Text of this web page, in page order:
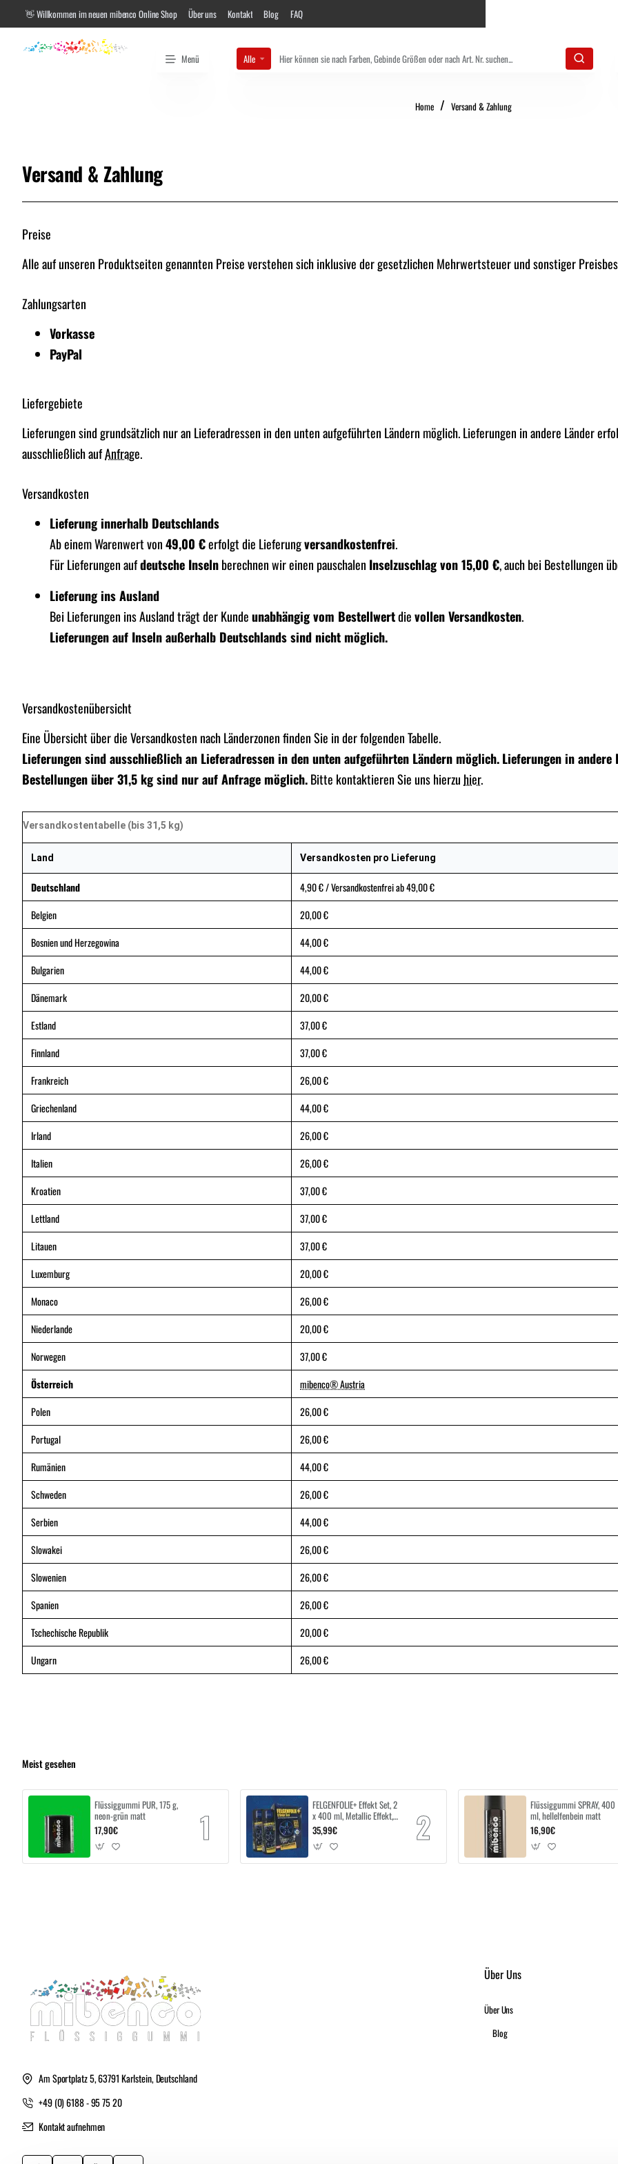
👋 Willkommen im neuen mibenco Online Shop Über uns Kontakt Blog FAQ
Menü Alle
Hier
können
Home home Versand & Zahlung
Versand & Zahlung
Preise
Alle auf unseren Produktseiten genannten Preise verstehen sich inklusive der gesetzlichen Mehrwertsteuer und sonstiger
Zahlungsarten
Vorkasse
PayPal
Liefergebiete
Lieferungen sind grundsätzlich nur an Lieferadressen in den unten aufgeführten Ländern möglich. Lieferungen in andere Länder
ausschließlich aufAnfrage.
Versandkosten
Lieferung innerhalb Deutschlands
Ab einem Warenwert von49,00 €erfolgt die Lieferungversandkostenfrei.
Für Lieferungen aufdeutsche Inselnberechnen wir einen pauschalen Inselzuschlag von 15,00 €, auch bei Bestellungen
Lieferung ins Ausland
Bei Lieferungen ins Ausland trägt der Kundeunabhängig vom Bestellwertdievollen Versandkosten.
Lieferungen auf Inseln außerhalb Deutschlands sind nicht möglich.
Versandkostenübersicht
Eine Übersicht über die Versandkosten nach Länderzonen finden Sie in der folgenden Tabelle.
Lieferungen sind ausschließlich an Lieferadressen in den unten aufgeführten Ländern möglich.Lieferungen in andere
Bestellungen über 31,5 kg sind nur auf Anfrage möglich.Bitte kontaktieren Sie uns hierzu hier.
Versandkostentabelle (bis 31,5 kg)
Land Versandkosten pro Lieferung
Deutschland
4,90 € / Versandkostenfrei ab 49,00 €
Belgien
20,00 €
Bosnien und Herzegowina
44,00 €
Bulgarien
44,00 €
Dänemark
20,00 €
Estland
37,00 €
Finnland
37,00 €
Frankreich
26,00 €
Griechenland
44,00 €
Irland
26,00 €
Italien
26,00 €
Kroatien
37,00 €
Lettland
37,00 €
Litauen
37,00 €
Luxemburg
20,00 €
Monaco
26,00 €
Niederlande
20,00 €
Norwegen
37,00 €
Österreich
mibenco® Austria
Polen
26,00 €
Portugal
26,00 €
Rumänien
44,00 €
Schweden
26,00 €
Serbien
44,00 €
Slowakei
26,00 €
Slowenien
26,00 €
Spanien
26,00 €
Tschechische Republik
20,00 €
Ungarn
26,00 €
Meist gesehen
Flüssiggummi PUR, 175 g,
neon-grün matt
17,90€
FELGENFOLIE+ Effekt Set, 2
x 400 ml, Metallic Effekt,
Tsunami Blue Metallic
Effect
35,99€
Flüssiggummi SPRAY, 400
ml, hellelfenbein matt
16,90€
Am Sportplatz 5, 63791 Karlstein, Deutschland
+49 (0) 6188 - 95 75 20
Kontakt aufnehmen
Über Uns
Über Uns
Blog